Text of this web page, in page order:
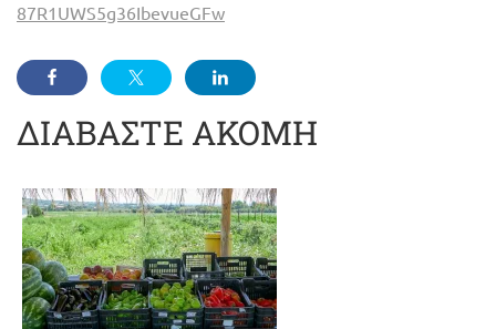
87R1UWS5g36IbevueGFw
ΔΙΑΒΑΣΤΕ ΑΚΟΜΗ